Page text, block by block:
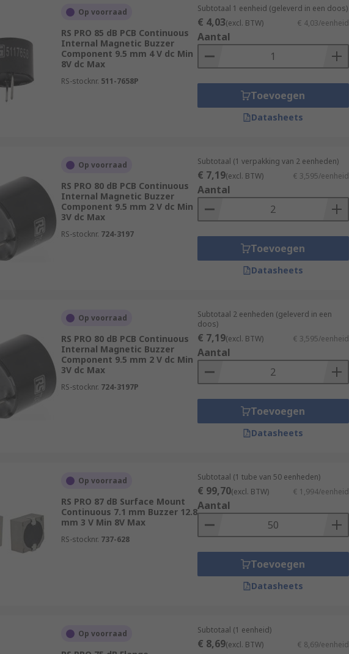
Op voorraad
RS PRO 85 dB PCB Continuous
Internal Magnetic Buzzer
Component 9.5 mm 4 V dc Min
8V dc Max
RS-stocknr. 511-7658P
Subtotaal 1 eenheid (geleverd in een doos)
€ 4,03(excl. BTW) € 4,03/eenheid
Aantal
Toevoegen
Datasheets
Op voorraad
RS PRO 80 dB PCB Continuous
Internal Magnetic Buzzer
Component 9.5 mm 2 V dc Min
3V dc Max
RS-stocknr. 724-3197
Subtotaal (1 verpakking van 2 eenheden)
€ 7,19(excl. BTW) € 3,595/eenheid
Aantal
Toevoegen
Datasheets
Op voorraad
RS PRO 80 dB PCB Continuous
Internal Magnetic Buzzer
Component 9.5 mm 2 V dc Min
3V dc Max
RS-stocknr. 724-3197P
Subtotaal 2 eenheden (geleverd in een
doos)
€ 7,19(excl. BTW) € 3,595/eenheid
Aantal
Toevoegen
Datasheets
Op voorraad
RS PRO 87 dB Surface Mount
Continuous 7.1 mm Buzzer 12.8
mm 3 V Min 8V Max
RS-stocknr. 737-628
Subtotaal (1 tube van 50 eenheden)
€ 99,70(excl. BTW) € 1,994/eenheid
Aantal
Toevoegen
Datasheets
Op voorraad Subtotaal (1 eenheid)
€ 8,69(excl. BTW) € 8,69/eenheid